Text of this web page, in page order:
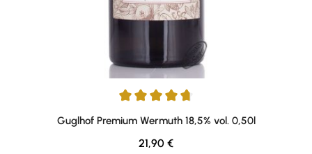
Durchschnittliche Bewertung von 4.83 von 5 Sternen
Guglhof Premium Wermuth 18,5% vol. 0,50l
Regulärer Preis:
21,90 €